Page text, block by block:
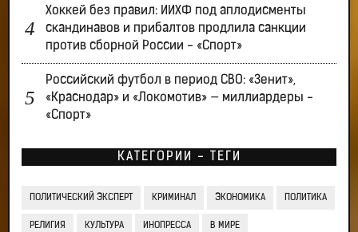
Хоккей без правил: ИИХФ под аплодисменты
скандинавов и прибалтов продлила санкции
против сборной России - «Спорт»
Российский футбол в период СВО: «Зенит»,
«Краснодар» и «Локомотив» — миллиардеры -
«Спорт»
КАТЕГОРИИ - ТЕГИ
ПОЛИТИЧЕСКИЙ ЭКСПЕРТ КРИМИНАЛ ЭКОНОМИКА ПОЛИТИКА
РЕЛИГИЯ КУЛЬТУРА ИНОПРЕССА В МИРЕ